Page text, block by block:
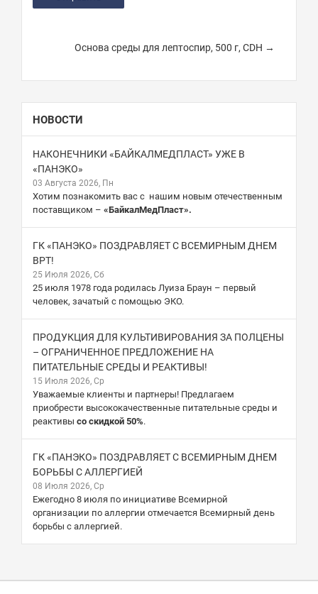
Основа среды для лептоспир, 500 г, CDH →
НОВОСТИ
НАКОНЕЧНИКИ «БАЙКАЛМЕДПЛАСТ» УЖЕ В
«ПАНЭКО»
03 Августа 2026, Пн
Хотим познакомить вас с нашим новым отечественным
поставщиком – «БайкалМедПласт».
ГК «ПАНЭКО» ПОЗДРАВЛЯЕТ С ВСЕМИРНЫМ ДНЕМ
ВРТ!
25 Июля 2026, Сб
25 июля 1978 года родилась Луиза Браун – первый
человек, зачатый с помощью ЭКО.
ПРОДУКЦИЯ ДЛЯ КУЛЬТИВИРОВАНИЯ ЗА ПОЛЦЕНЫ
– ОГРАНИЧЕННОЕ ПРЕДЛОЖЕНИЕ НА
ПИТАТЕЛЬНЫЕ СРЕДЫ И РЕАКТИВЫ!
15 Июля 2026, Ср
Уважаемые клиенты и партнеры! Предлагаем
приобрести высококачественные питательные среды и
реактивы со скидкой 50%.
ГК «ПАНЭКО» ПОЗДРАВЛЯЕТ С ВСЕМИРНЫМ ДНЕМ
БОРЬБЫ С АЛЛЕРГИЕЙ
08 Июля 2026, Ср
Ежегодно 8 июля по инициативе Всемирной
организации по аллергии отмечается Всемирный день
борьбы с аллергией.